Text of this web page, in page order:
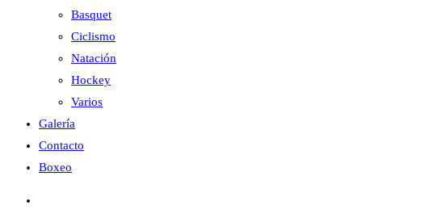
Basquet
Ciclismo
Natación
Hockey
Varios
Galería
Contacto
Boxeo